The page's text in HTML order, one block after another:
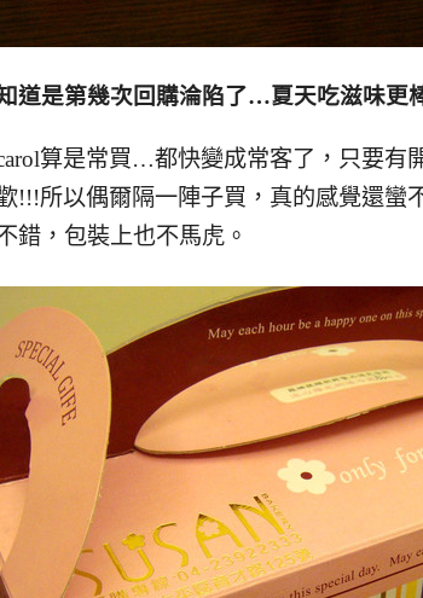
知道是第幾次回購淪陷了…夏天吃滋味更
算是常買…都快變成常客了，只要有
!!!所以偶爾隔一陣子買，真的感覺還蠻
錯，包裝上也不馬虎。